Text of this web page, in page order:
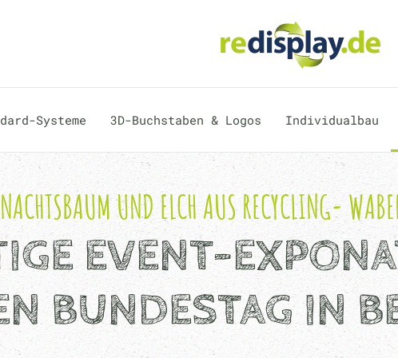
Systeme 3D-Buchstaben & Logos Individualbau
UND ELCH AUS RECYCLING-
EVENT-
BUNDESTAG IN